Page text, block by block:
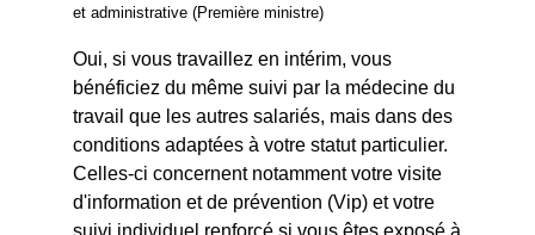
et administrative (Première ministre)
Oui, si vous travaillez en intérim, vous
bénéficiez du même suivi par la médecine du
travail que les autres salariés, mais dans des
conditions adaptées à votre statut particulier.
Celles-ci concernent notamment votre visite
d'information et de prévention (Vip) et votre
suivi individuel renforcé si vous êtes exposé à